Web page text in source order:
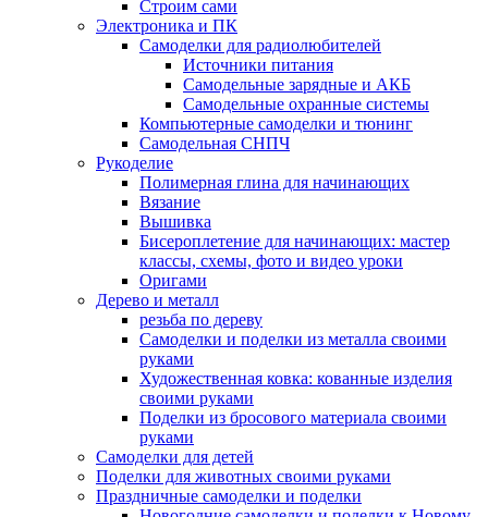
Строим сами
Электроника и ПК
Самоделки для радиолюбителей
Источники питания
Самодельные зарядные и АКБ
Самодельные охранные системы
Компьютерные самоделки и тюнинг
Самодельная СНПЧ
Рукоделие
Полимерная глина для начинающих
Вязание
Вышивка
Бисероплетение для начинающих: мастер
классы, схемы, фото и видео уроки
Оригами
Дерево и металл
резьба по дереву
Самоделки и поделки из металла своими
руками
Художественная ковка: кованные изделия
своими руками
Поделки из бросового материала своими
руками
Самоделки для детей
Поделки для животных своими руками
Праздничные самоделки и поделки